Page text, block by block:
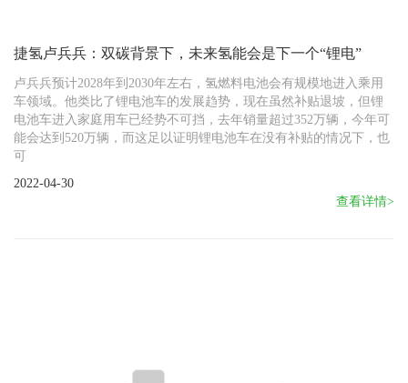
捷氢卢兵兵：双碳背景下，未来氢能会是下一个“锂电”
卢兵兵预计2028年到2030年左右，氢燃料电池会有规模地进入乘用
车领域。他类比了锂电池车的发展趋势，现在虽然补贴退坡，但锂
电池车进入家庭用车已经势不可挡，去年销量超过352万辆，今年可
能会达到520万辆，而这足以证明锂电池车在没有补贴的情况下，也
可
2022-04-30
查看详情>